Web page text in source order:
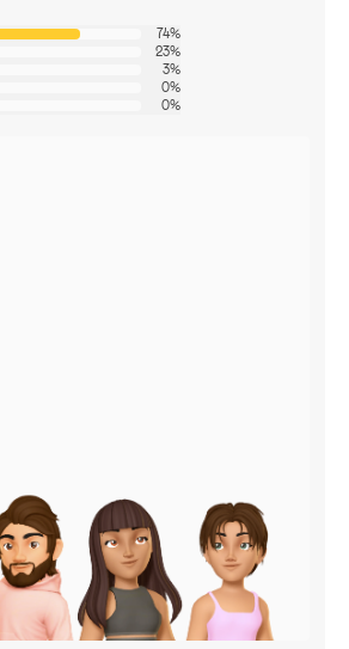
74%
23%
3%
0%
0%